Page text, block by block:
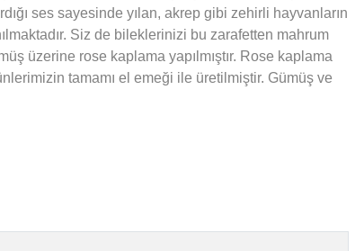
ses sayesinde yılan, akrep gibi zehirli hayvanların
Siz de bileklerinizi bu zarafetten mahrum
üzerine rose kaplama yapılmıştır. Rose kaplama
tamamı el emeği ile üretilmiştir. Gümüş ve